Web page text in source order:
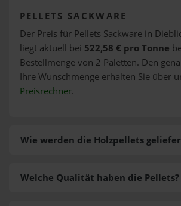
PELLETS SACKWARE
Der Preis für Pellets Sackware in
liegt aktuell bei 522,58 € pro Tonne
Bestellmenge von 2 Paletten. Den
Ihre Wunschmenge erhalten Sie über
Preisrechner.
Wie werden die Holzpellets
Welche Qualität haben die Pellets?